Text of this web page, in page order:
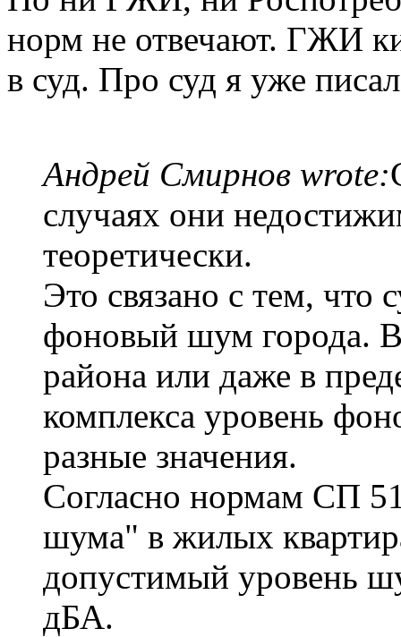
норм не отвечают. ГЖИ
в суд. Про суд я уже
Андрей Смирнов wrote:
случаях они
теоретически.
Это связано с тем, что
фоновый шум города. В
района или даже в
комплекса уровень
разные значения.
Согласно нормам СП
шума" в жилых
допустимый уровень
дБА.